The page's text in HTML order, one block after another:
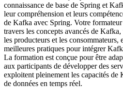
connaissance de base de Spring et
leur compréhension et leurs
de Kafka avec Spring. Votre
travers les concepts avancés de
les producteurs et les consommateurs,
meilleures pratiques pour intégrer
La formation est conçue pour être
aux participants de développer des
exploitent pleinement les capacités
de données en temps réel.